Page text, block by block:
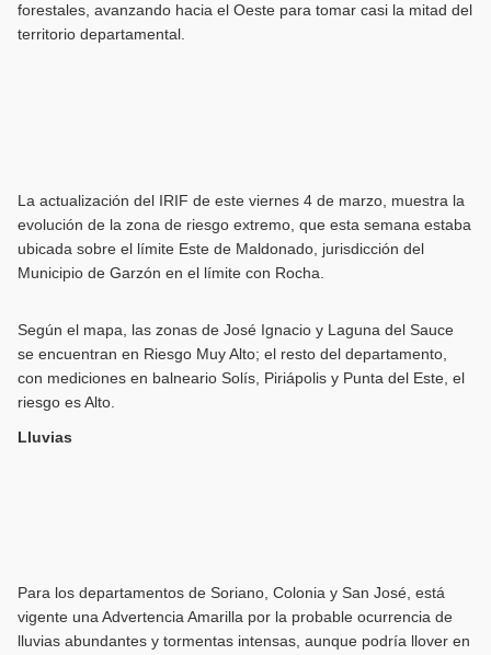
forestales, avanzando hacia el Oeste para tomar casi la mitad del
territorio departamental.
La actualización del IRIF de este viernes 4 de marzo, muestra la
evolución de la zona de riesgo extremo, que esta semana estaba
ubicada sobre el límite Este de Maldonado, jurisdicción del
Municipio de Garzón en el límite con Rocha.
Según el mapa, las zonas de José Ignacio y Laguna del Sauce
se encuentran en Riesgo Muy Alto; el resto del departamento,
con mediciones en balneario Solís, Piriápolis y Punta del Este, el
riesgo es Alto.
Lluvias
Para los departamentos de Soriano, Colonia y San José, está
vigente una Advertencia Amarilla por la probable ocurrencia de
lluvias abundantes y tormentas intensas, aunque podría llover en